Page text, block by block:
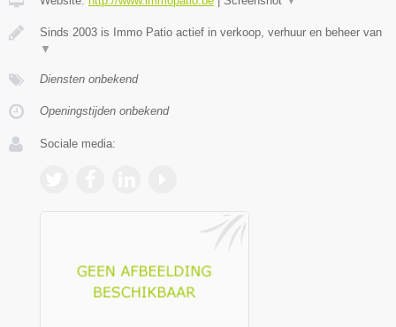
Sinds 2003 is Immo Patio actief in verkoop, verhuur en beheer van
▼
Diensten onbekend
Openingstijden onbekend
Sociale media: